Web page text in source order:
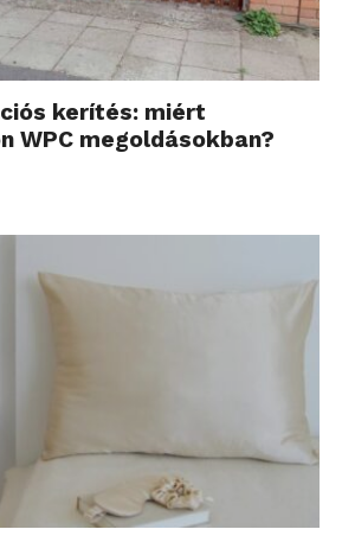
kerítés: miért
WPC megoldásokban?